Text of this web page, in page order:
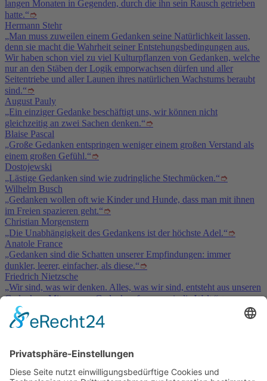
langen Monaten in Gegenden, durch die ihn sein Rausch getrieben
hatte.“➮
Hermann Stehr
„Man muss zuweilen einem Gedanken seine Natürlichkeit lassen,
denn sie macht die Wahrheit seiner Entstehungsbedingungen aus.
Wir haben schon viel zu viel Kulturpflanzen von Gedanken, welche
nur an den Stäben der Logik emporwachsen dürfen und aller
Seitentriebe und aller Launen ihres natürlichen Wachstums beraubt
sind.“➮
August Pauly
„Ein einziger Gedanke beschäftigt uns, wir können nicht
gleichzeitig an zwei Sachen denken.“➮
Blaise Pascal
„Große Gedanken entspringen weniger einem großen Verstand als
einem großen Gefühl.“➮
Dostojewski
„Lästige Gedanken sind wie zudringliche Stechmücken.“➮
Wilhelm Busch
„Gedanken wollen oft wie Kinder und Hunde, dass man mit ihnen
im Freien spazieren geht.“➮
Christian Morgenstern
„Die Unabhängigkeit des Gedankens ist der höchste Adel.“➮
Anatole France
„Gedanken sind die Schatten unserer Empfindungen: immer
dunkler, leerer, einfacher, als diese.“➮
Friedrich Nietzsche
„Wir sind, was wir denken. Alles, was wir sind, entsteht aus unseren
Gedanken. Mit unseren Gedanken formen wir die Welt.“➮
Buddha
Service & Kontakt
Welt-der-Zitate.com
Über unsere Zitate Sammlung
Datenschutz